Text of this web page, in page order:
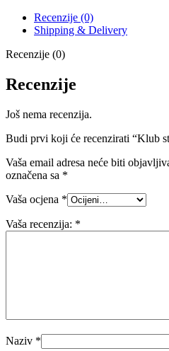
Recenzije (0)
Shipping & Delivery
Recenzije (0)
Recenzije
Još nema recenzija.
Budi prvi koji će recenzirati “Klub
Vaša email adresa neće biti
označena sa *
Vaša ocjena *
Vaša recenzija: *
Naziv *